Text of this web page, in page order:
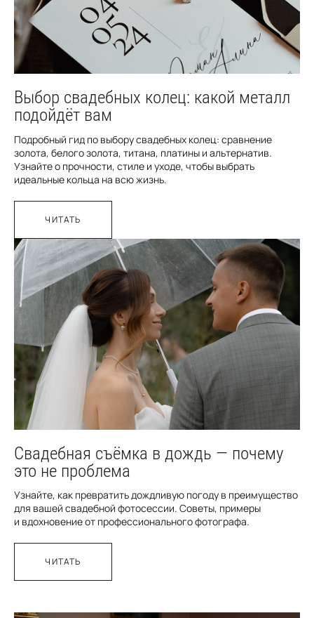
Выбор свадебных колец: какой металл
подойдёт вам
Подробный гид по выбору свадебных колец: сравнение
золота, белого золота, титана, платины и альтернатив.
Узнайте о прочности, стиле и уходе, чтобы выбрать
идеальные кольца на всю жизнь.
ЧИТАТЬ
Свадебная съёмка в дождь — почему
это не проблема
Узнайте, как превратить дождливую погоду в преимущество
для вашей свадебной фотосессии. Советы, примеры
и вдохновение от профессионального фотографа.
ЧИТАТЬ